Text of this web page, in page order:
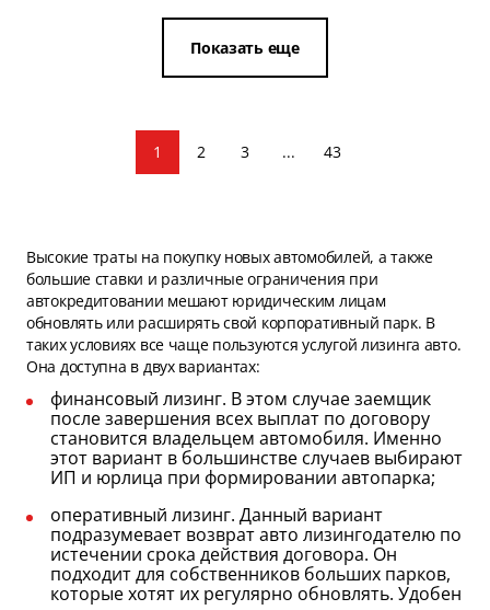
Показать еще
1 2 3 ... 43
Высокие траты на покупку новых автомобилей, а также
большие ставки и различные ограничения при
автокредитовании мешают юридическим лицам
обновлять или расширять свой корпоративный парк. В
таких условиях все чаще пользуются услугой лизинга авто.
Она доступна в двух вариантах:
финансовый лизинг. В этом случае заемщик
после завершения всех выплат по договору
становится владельцем автомобиля. Именно
этот вариант в большинстве случаев выбирают
ИП и юрлица при формировании автопарка;
оперативный лизинг. Данный вариант
подразумевает возврат авто лизингодателю по
истечении срока действия договора. Он
подходит для собственников больших парков,
которые хотят их регулярно обновлять. Удобен